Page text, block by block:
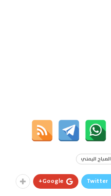
الصباح اليمني
Twitter
Google+